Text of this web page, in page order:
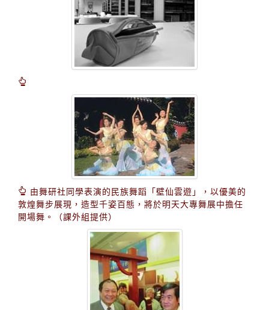
由舞研社同學表演的民族舞蹈「壁仙雲遊」，以優美的
敦煌舞步展現，造型千姿百態，將於明天大專舞展中擔任
開場舞。（課外組提供）